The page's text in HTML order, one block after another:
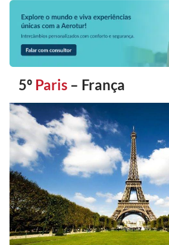
5º Paris – França